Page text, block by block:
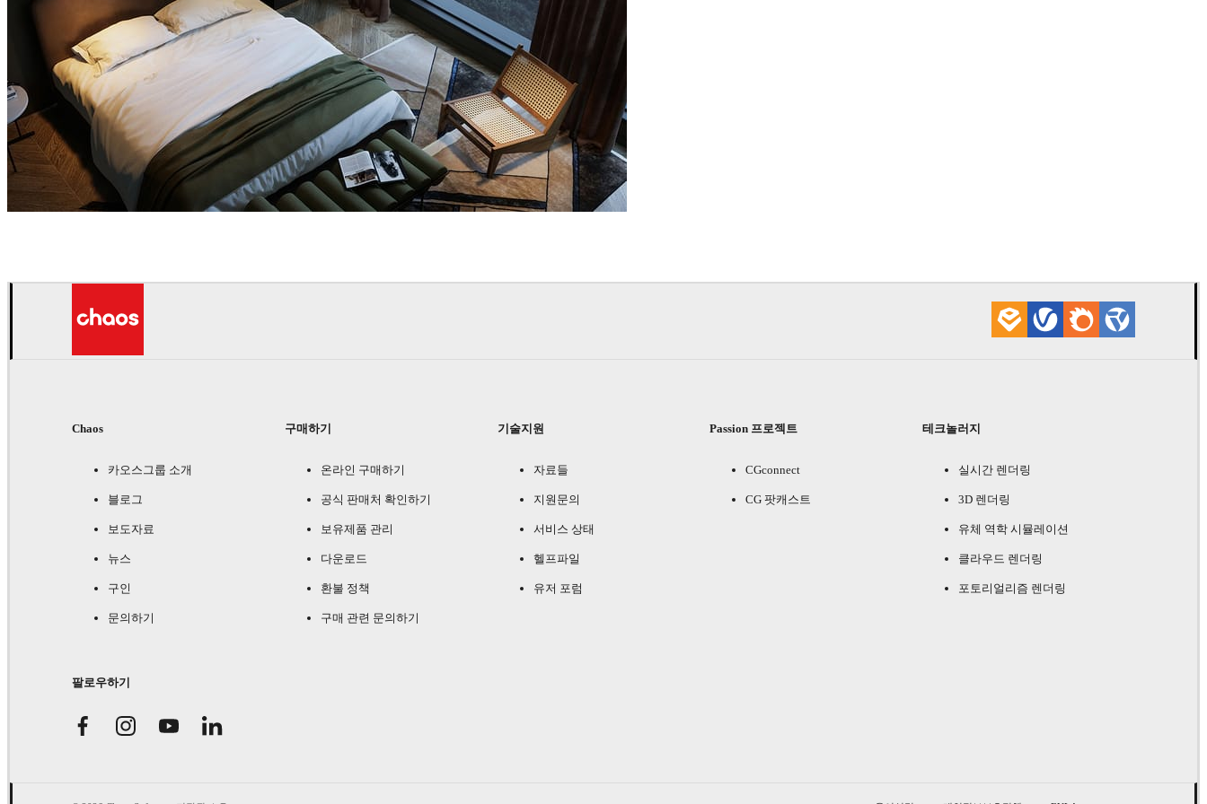
Chaos
카오스그룹 소개
블로그
보도자료
뉴스
구인
문의하기
구매하기
온라인 구매하기
공식 판매처 확인하기
보유제품 관리
다운로드
환불 정책
구매 관련 문의하기
기술지원
자료들
지원문의
서비스 상태
헬프파일
유저 포럼
Passion 프로젝트
CGconnect
CG 팟캐스트
테크놀러지
실시간 렌더링
3D 렌더링
유체 역학 시뮬레이션
클라우드 렌더링
포토리얼리즘 렌더링
팔로우하기